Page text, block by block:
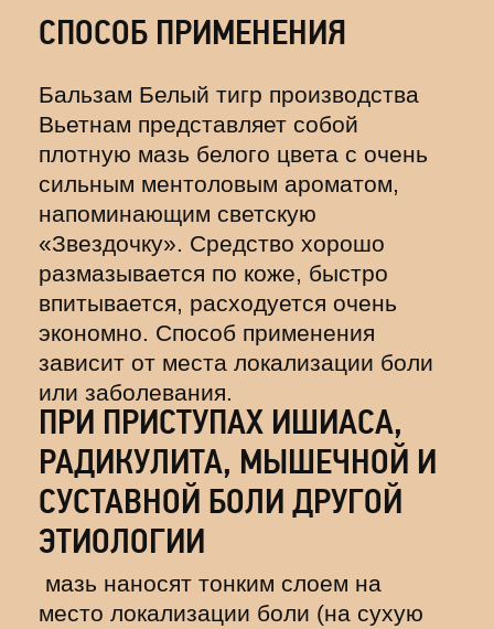
СПОСОБ ПРИМЕНЕНИЯ
Бальзам Белый тигр производства
Вьетнам представляет собой
плотную мазь белого цвета с очень
сильным ментоловым ароматом,
напоминающим светскую
«Звездочку». Средство хорошо
размазывается по коже, быстро
впитывается, расходуется очень
экономно. Способ применения
зависит от места локализации боли
или заболевания.
ПРИ ПРИСТУПАХ ИШИАСА,
РАДИКУЛИТА, МЫШЕЧНОЙ И
СУСТАВНОЙ БОЛИ ДРУГОЙ
ЭТИОЛОГИИ
мазь наносят тонким слоем на
место локализации боли (на сухую